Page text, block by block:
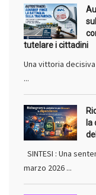
tutelare i cittadini
Una vittoria
...
la
SINTESI : Una
marzo 2026 ...